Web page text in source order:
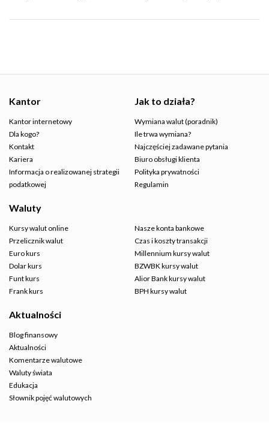
Kantor
Kantor internetowy
Dla kogo?
Kontakt
Kariera
Informacja o realizowanej strategii
podatkowej
Jak to działa?
Wymiana walut (poradnik)
Ile trwa wymiana?
Najczęściej zadawane pytania
Biuro obsługi klienta
Polityka prywatności
Regulamin
Waluty
Kursy walut online
Przelicznik walut
Euro kurs
Dolar kurs
Funt kurs
Frank kurs
Nasze konta bankowe
Czas i koszty transakcji
Millennium kursy walut
BZWBK kursy walut
Alior Bank kursy walut
BPH kursy walut
Aktualności
Blog finansowy
Aktualności
Komentarze walutowe
Waluty świata
Edukacja
Słownik pojęć walutowych